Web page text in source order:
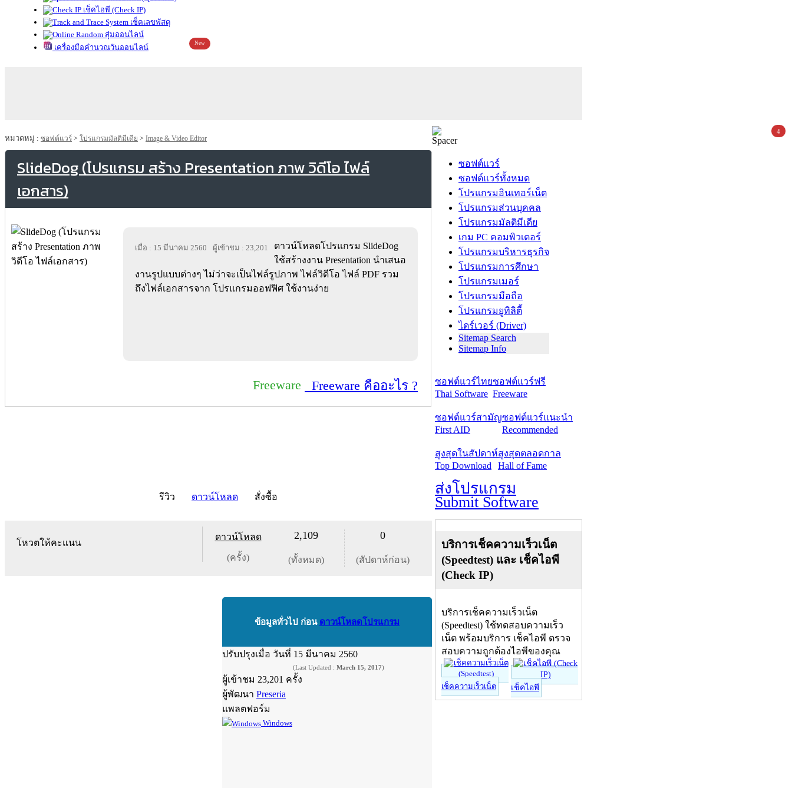
เช็คไอพี (Check IP)
เช็คเลขพัสดุ
สุ่มออนไลน์
เครื่องมือคำนวณวันออนไลน์
New
หมวดหมู่ : ซอฟต์แวร์ > โปรแกรมมัลติมีเดีย > Image & Video Editor
SlideDog (โปรแกรม สร้าง Presentation ภาพ วิดีโอ ไฟล์
เอกสาร)
เมื่อ : 15 มีนาคม 2560 ผู้เข้าชม : 23,201
ดาวน์โหลดโปรแกรม SlideDog
ใช้สร้างงาน Presentation นำเสนอ
งานรูปแบบต่างๆ ไม่ว่าจะเป็นไฟล์รูปภาพ ไฟล์วิดีโอ ไฟล์ PDF รวม
ถึงไฟล์เอกสารจาก โปรแกรมออฟฟิศ ใช้งานง่าย
Freeware Freeware คืออะไร ?
รีวิว ดาวน์โหลด สั่งซื้อ
โหวตให้คะแนน
ดาวน์โหลด
(ครั้ง)
2,109
(ทั้งหมด)
0
(สัปดาห์ก่อน)
ข้อมูลทั่วไป ก่อน ดาวน์โหลดโปรแกรม
ปรับปรุงเมื่อ วันที่ 15 มีนาคม 2560
(Last Updated : March 15, 2017)
ผู้เข้าชม 23,201 ครั้ง
ผู้พัฒนา Preseria
แพลตฟอร์ม
Windows
ซอฟต์แวร์
ซอฟต์แวร์ทั้งหมด
โปรแกรมอินเทอร์เน็ต
โปรแกรมส่วนบุคคล
โปรแกรมมัลติมีเดีย
เกม PC คอมพิวเตอร์
โปรแกรมบริหารธุรกิจ
โปรแกรมการศึกษา
โปรแกรมเมอร์
โปรแกรมมือถือ
โปรแกรมยูทิลิตี้
ไดร์เวอร์ (Driver)
Sitemap Search
Sitemap Info
ซอฟต์แวร์ไทย
Thai Software
ซอฟต์แวร์ฟรี
Freeware
ซอฟต์แวร์สามัญ
First AID
ซอฟต์แวร์แนะนำ
Recommended
สูงสุดในสัปดาห์
Top Download
สูงสุดตลอดกาล
Hall of Fame
ส่งโปรแกรม
Submit Software
บริการเช็คความเร็วเน็ต
(Speedtest) และ เช็คไอพี
(Check IP)
บริการเช็คความเร็วเน็ต
(Speedtest) ใช้ทดสอบความเร็ว
เน็ต พร้อมบริการ เช็คไอพี ตรวจ
สอบความถูกต้องไอพีของคุณ
เช็คความเร็วเน็ต เช็คไอพี
4